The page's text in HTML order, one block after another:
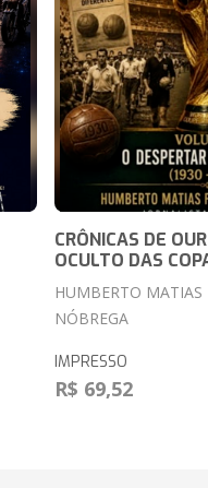
CRÔNICAS DE
OCULTO DAS
HUMBERTO MATIAS
NÓBREGA
IMPRESSO
R$ 69,52